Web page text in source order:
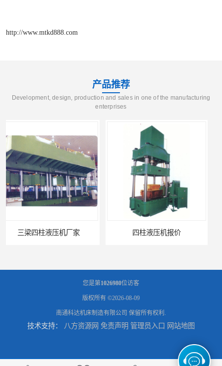
http://www.mtkd888.com
产品推荐
Development, design, production and sales in one of the manufacturing
enterprises
四柱液压机报价 100吨四柱液压机
1000吨四柱液压机 四柱液压机模具
您是第1026980位访客
版权所有 ©2026-08-09
南通科达机床制造有限公司 保留所有权利.
技术支持： 八方资源网 免责声明 管理员入口 网站地图